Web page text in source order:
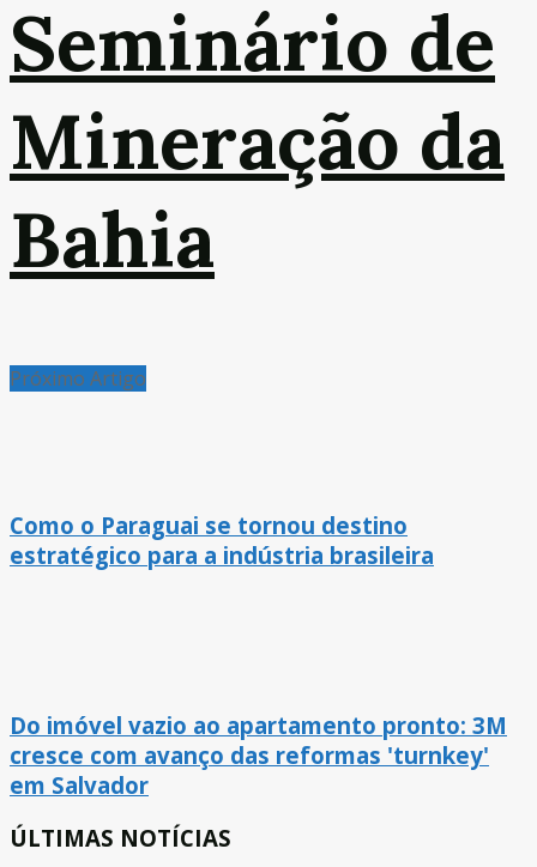
Seminário de
Mineração da
Bahia
Próximo Artigo
Como o Paraguai se tornou destino
estratégico para a indústria brasileira
Do imóvel vazio ao apartamento pronto: 3M
cresce com avanço das reformas 'turnkey'
em Salvador
ÚLTIMAS NOTÍCIAS